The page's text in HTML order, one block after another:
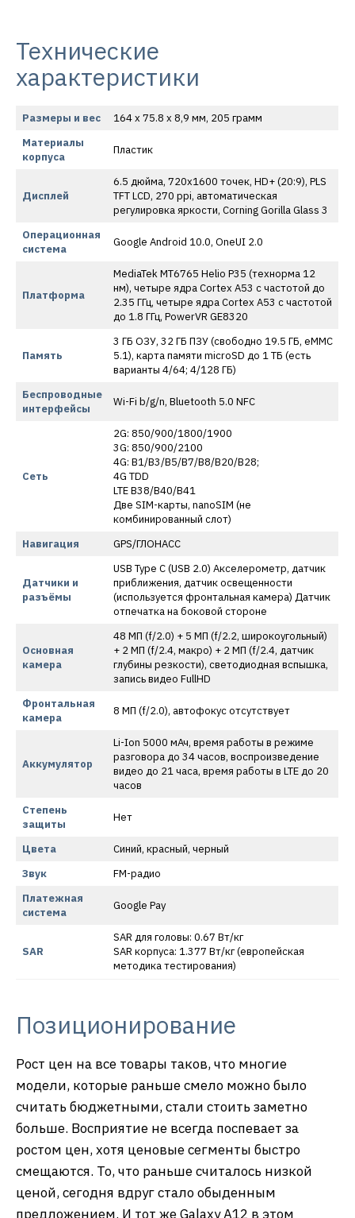
Технические
характеристики
Размеры и вес
164 x 75.8 x 8,9 мм, 205 грамм
Материалы
корпуса
Пластик
Дисплей
6.5 дюйма, 720х1600 точек, HD+ (20:9), PLS
TFT LCD, 270 ppi, автоматическая
регулировка яркости, Corning Gorilla Glass 3
Операционная
система
Google Android 10.0, OneUI 2.0
Платформа
MediaTek MT6765 Helio P35 (технорма 12
нм), четыре ядра Cortex A53 с частотой до
2.35 ГГц, четыре ядра Cortex A53 с частотой
до 1.8 ГГц, PowerVR GE8320
Память
3 ГБ ОЗУ, 32 ГБ ПЗУ (свободно 19.5 ГБ, eMMC
5.1), карта памяти microSD до 1 ТБ (есть
варианты 4/64; 4/128 ГБ)
Беспроводные
интерфейсы
Wi-Fi b/g/n, Bluetooth 5.0 NFC
Сеть
2G: 850/900/1800/1900
3G: 850/900/2100
4G: B1/B3/B5/B7/B8/B20/B28;
4G TDD
LTE B38/B40/B41
Две SIM-карты, nanoSIM (не
комбинированный слот)
Навигация
GPS/ГЛОНАСС
Датчики и
разъёмы
USB Type C (USB 2.0) Акселерометр, датчик
приближения, датчик освещенности
(используется фронтальная камера) Датчик
отпечатка на боковой стороне
Основная
камера
48 МП (f/2.0) + 5 МП (f/2.2, широкоугольный)
+ 2 МП (f/2.4, макро) + 2 МП (f/2.4, датчик
глубины резкости), светодиодная вспышка,
запись видео FullHD
Фронтальная
камера
8 МП (f/2.0), автофокус отсутствует
Аккумулятор
Li-Ion 5000 мАч, время работы в режиме
разговора до 34 часов, воспроизведение
видео до 21 часа, время работы в LTE до 20
часов
Степень
защиты
Нет
Цвета
Синий, красный, черный
Звук
FM-радио
Платежная
система
Google Pay
SAR
SAR для головы: 0.67 Вт/кг
SAR корпуса: 1.377 Вт/кг (европейская
методика тестирования)
Позиционирование
Рост цен на все товары таков, что многие
модели, которые раньше смело можно было
считать бюджетными, стали стоить заметно
больше. Восприятие не всегда поспевает за
ростом цен, хотя ценовые сегменты быстро
смещаются. То, что раньше считалось низкой
ценой, сегодня вдруг стало обыденным
предложением. И тот же Galaxy A12 в этом